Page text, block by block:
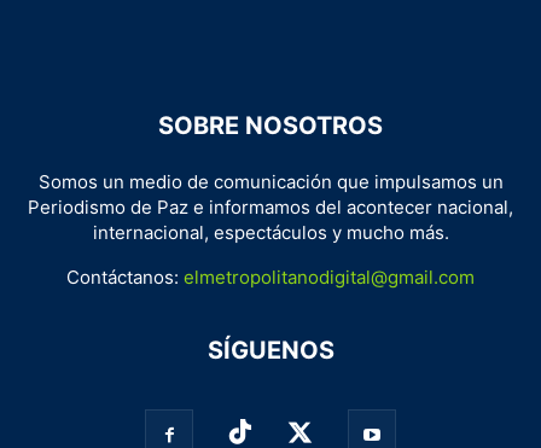
SOBRE NOSOTROS
Somos un medio de comunicación que impulsamos un
Periodismo de Paz e informamos del acontecer nacional,
internacional, espectáculos y mucho más.
Contáctanos: elmetropolitanodigital@gmail.com
SÍGUENOS